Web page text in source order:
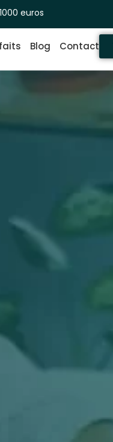
euros
Blog Contact